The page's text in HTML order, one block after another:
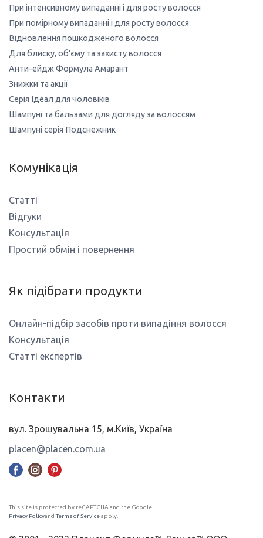
При інтенсивному випаданні і для росту волосся
При помірному випаданні і для росту волосся
Відновлення пошкодженого волосся
Для блиску, об'єму та захисту волосся
Анти-ейдж Формула Амарант
Знижки та акції
Серія Ідеал для чоловіків
Шампуні та бальзами для догляду за волоссям
Шампуні серія Подснежник
Комунікація
Статті
Відгуки
Консультація
Простий обмін і повернення
Як підібрати продукти
Онлайн-підбір засобів проти випадіння волосся
Консультація
Статті експертів
Контакти
вул. Зрошувальна 15, м.Київ, Україна
placen@placen.com.ua
This site is protected by reCAPTCHA and the Google
Privacy Policyand Terms of Serviceapply.